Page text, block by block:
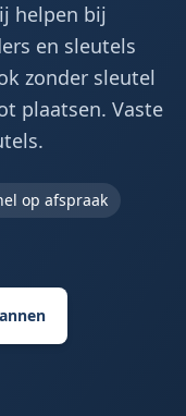
helpen bij
en sleutels
zonder sleutel
plaatsen. Vaste
op afspraak